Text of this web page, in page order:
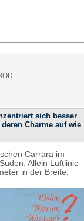
sich besser
Charme auf wie
Carrara im
Allein Luftlinie
in der Breite.